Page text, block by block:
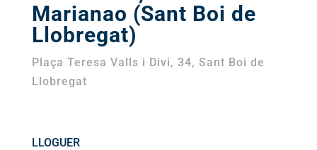
Marianao (Sant Boi de
Llobregat)
Plaça Teresa Valls i Divi, 34, Sant Boi de
Llobregat
LLOGUER